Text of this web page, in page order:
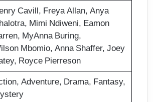
Cavill, Freya Allan, Anya
Mimi Ndiweni, Eamon
MyAnna Buring,
Mbomio, Anna Shaffer, Joey
Royce Pierreson
Adventure, Drama, Fantasy,